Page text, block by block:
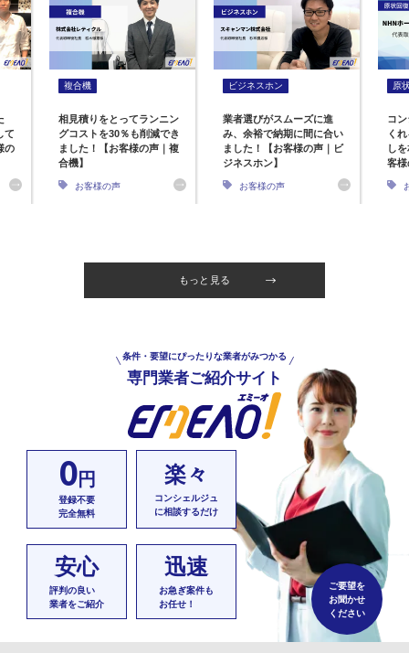
て
の
複合機
相見積りをとってランニン
グコストを30％も削減でき
ました！【お客様の声｜複
合機】
お客様の声
ビジネスホン
業者選びがスムーズに進
み、余裕で納期に間に合い
ました！【お客様の声｜ビ
ジネスホン】
お客様の声
原
コ
く
し
客
もっと見る
条件・要望にぴったりな業者がみつかる
専門業者ご紹介サイト
0円
登録不要
完全無料
楽々
コンシェルジュ
に相談するだけ
安心
評判の良い
業者をご紹介
迅速
お急ぎ案件も
お任せ！
ご要望を
お聞かせ
ください